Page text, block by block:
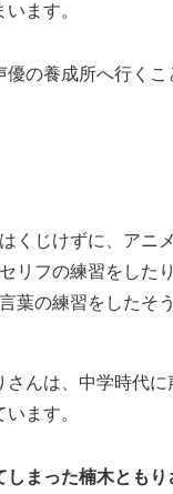
ます。
優の養成所へ行く
くじけずに、アニ
リフの練習をした
葉の練習をしたそう
さんは、中学時代
ます。
しまった楠木とも